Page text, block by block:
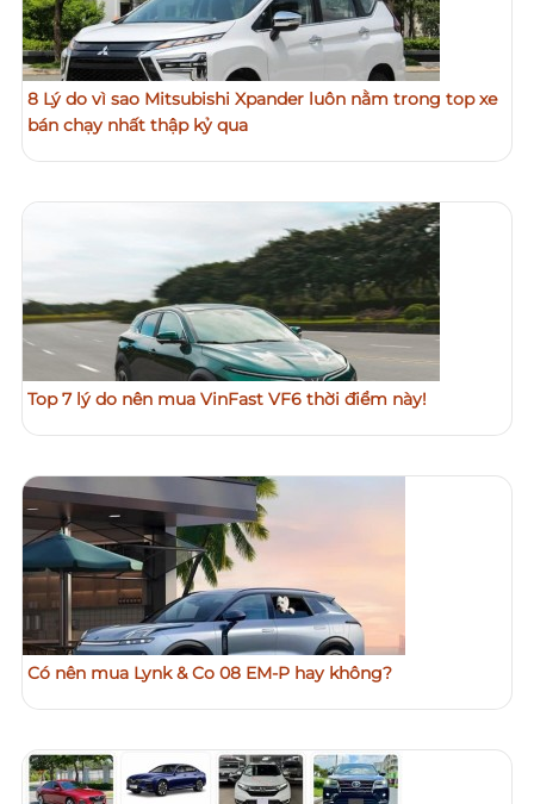
8 Lý do vì sao Mitsubishi Xpander luôn nằm trong top xe
bán chạy nhất thập kỷ qua
Top 7 lý do nên mua VinFast VF6 thời điểm này!
Có nên mua Lynk & Co 08 EM-P hay không?